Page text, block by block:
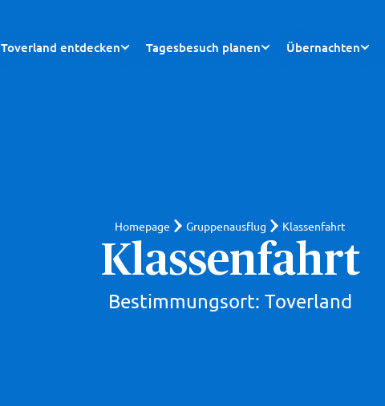
Toverland entdecken Tagesbesuch planen Übernachten
Homepage Gruppenausflug Klassenfahrt
Klassenfahrt
Bestimmungsort: Toverland